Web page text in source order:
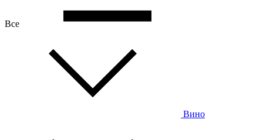
Все
Вино